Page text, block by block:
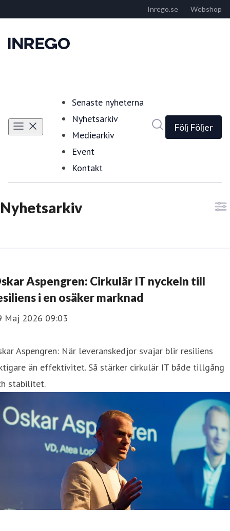
Senaste nyheterna
Nyhetsarkiv
Mediearkiv
Event
Kontakt
Följ Följer
Nyhetsarkiv
Aspengren: Cirkulär IT nyckeln till
i en osäker marknad
Maj 2026 09:03
Aspengren: När leveranskedjor svajar blir resiliens
än effektivitet. Så stärker cirkulär IT både tillgång
stabilitet.